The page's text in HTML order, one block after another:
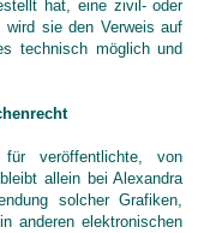
hat, eine zivil- oder
wird sie den Verweis auf
technisch möglich und
für veröffentlichte, von
allein bei Alexandra
solcher Grafiken,
anderen elektronischen